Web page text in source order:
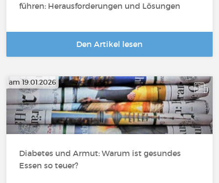
führen: Herausforderungen und Lösungen
Den Artikel lesen
am 19.01.2026
Diabetes und Armut: Warum ist gesundes
Essen so teuer?